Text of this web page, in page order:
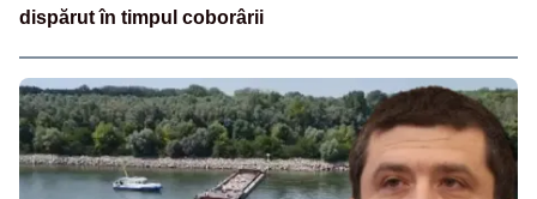
dispărut în timpul coborârii